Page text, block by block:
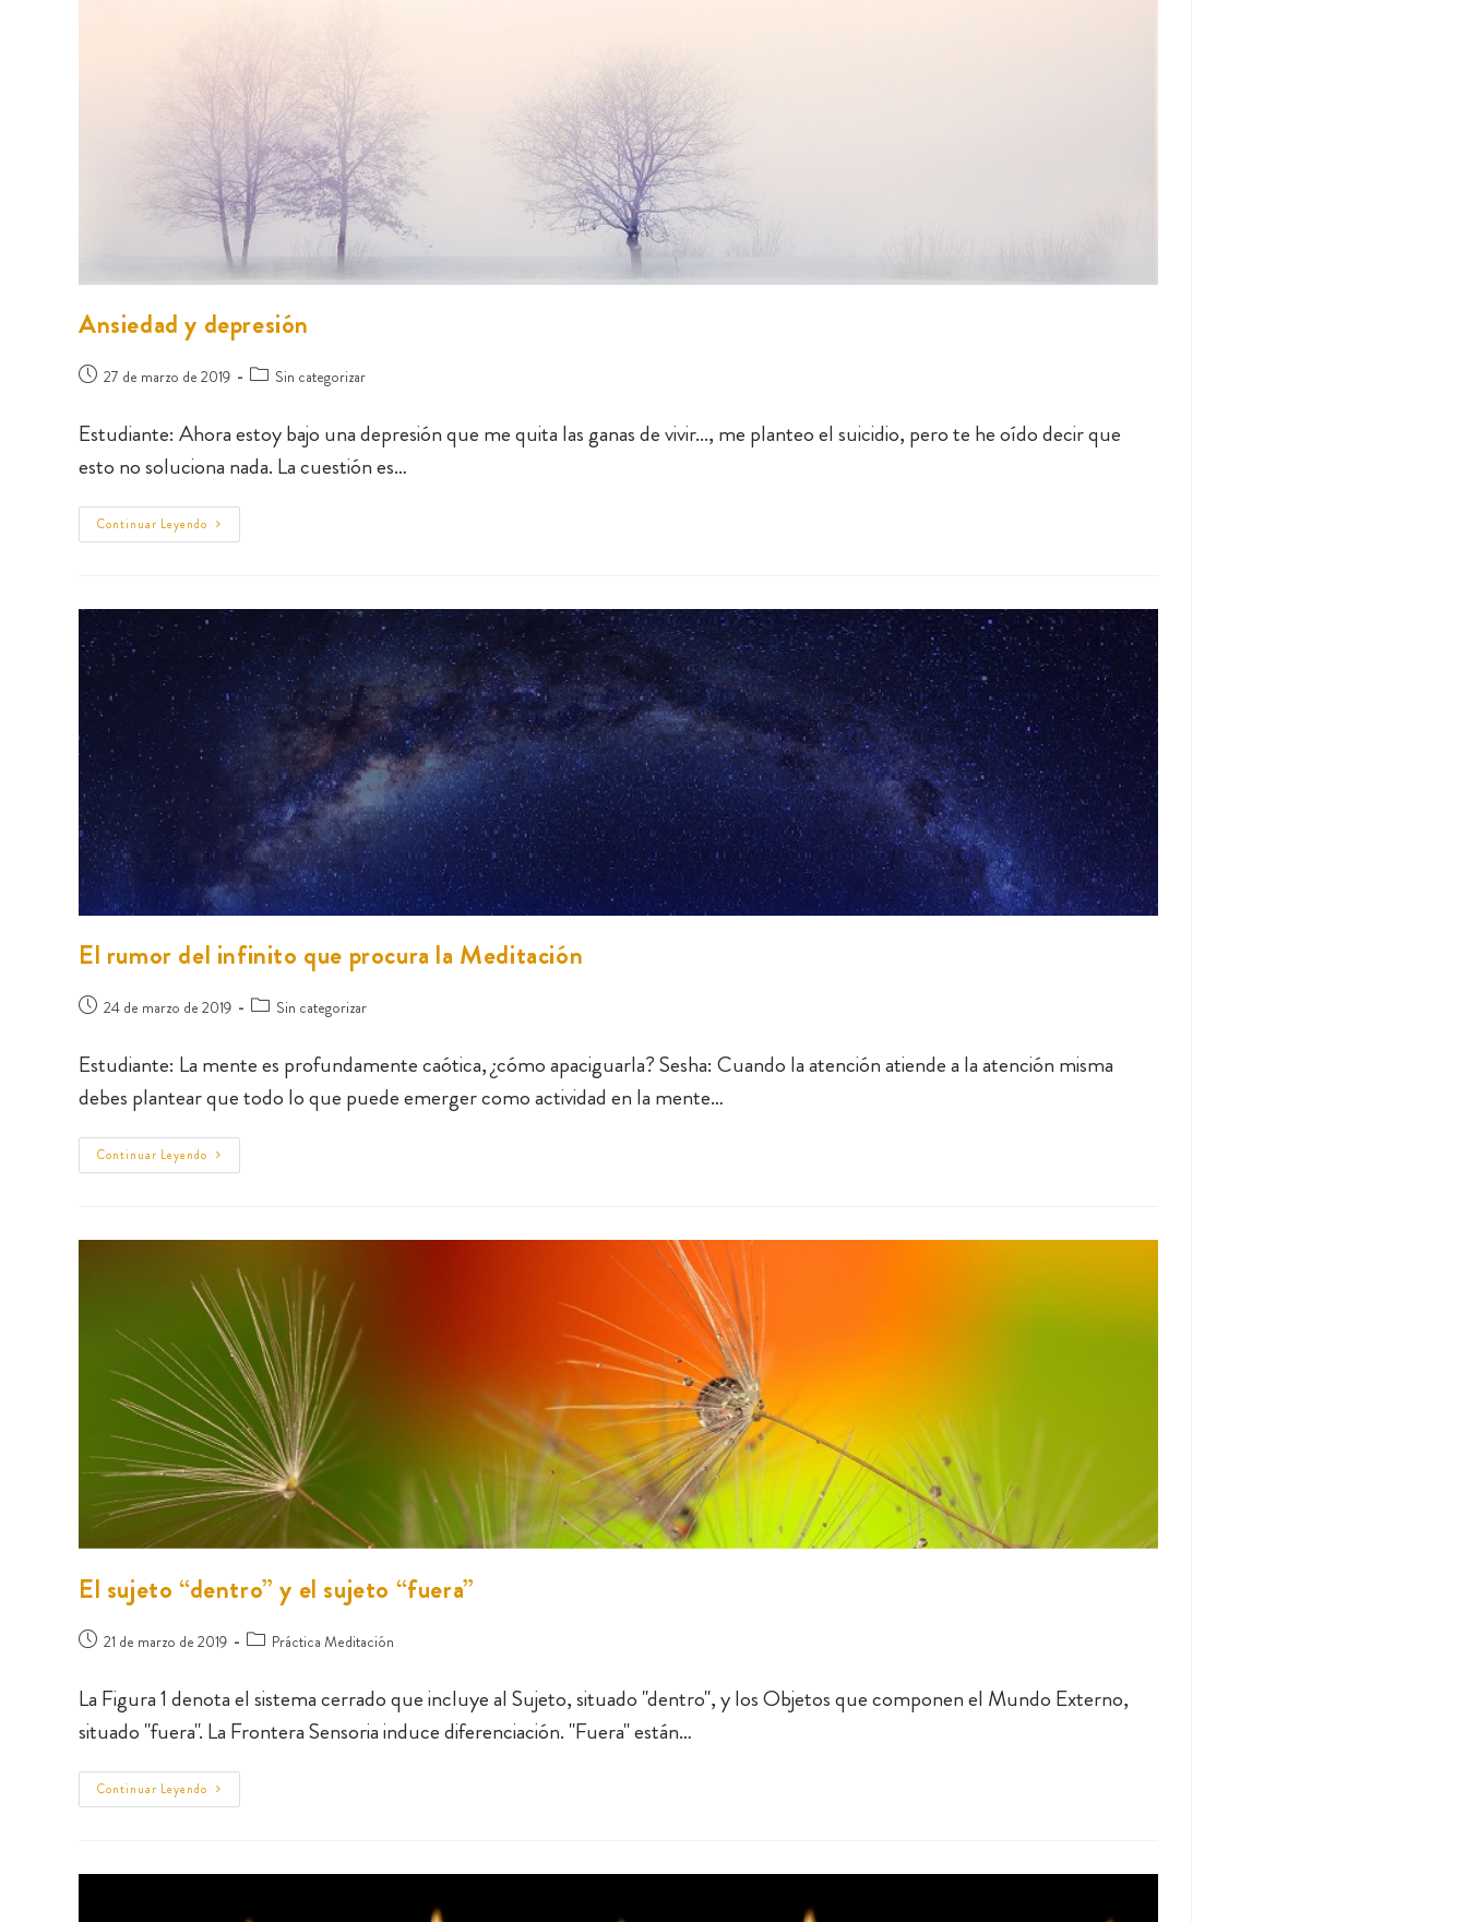
Ansiedad y depresión
27 de marzo de 2019 Sin categorizar
Estudiante: Ahora estoy bajo una depresión que me quita las ganas de vivir..., me planteo el suicidio, pero te he oído decir que
esto no soluciona nada. La cuestión es…
Continuar Leyendo
El rumor del infinito que procura la Meditación
24 de marzo de 2019 Sin categorizar
Estudiante: La mente es profundamente caótica, ¿cómo apaciguarla? Sesha: Cuando la atención atiende a la atención misma
debes plantear que todo lo que puede emerger como actividad en la mente…
Continuar Leyendo
El sujeto “dentro” y el sujeto “fuera”
21 de marzo de 2019 Práctica Meditación
La Figura 1 denota el sistema cerrado que incluye al Sujeto, situado "dentro", y los Objetos que componen el Mundo Externo,
situado "fuera". La Frontera Sensoria induce diferenciación. "Fuera" están…
Continuar Leyendo